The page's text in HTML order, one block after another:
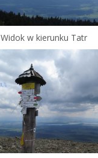
Widok w kierunku Tatr